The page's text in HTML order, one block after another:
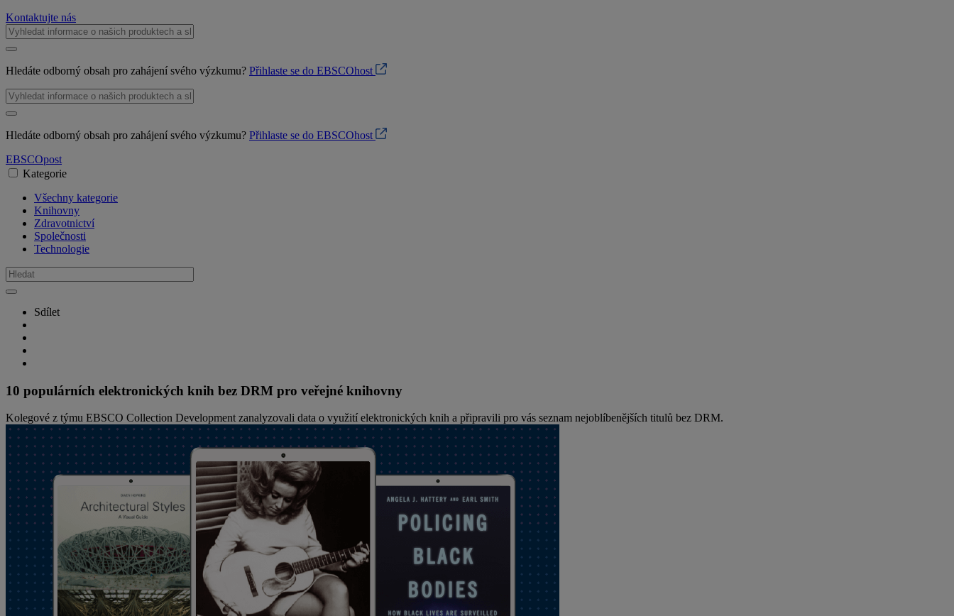
Kontaktujte nás
Hledáte odborný obsah pro zahájení svého výzkumu? Přihlaste se do EBSCOhost
Hledáte odborný obsah pro zahájení svého výzkumu? Přihlaste se do EBSCOhost
EBSCOpost
Kategorie
Všechny kategorie
Knihovny
Zdravotnictví
Společnosti
Technologie
Sdílet
10 populárních elektronických knih bez DRM pro veřejné knihovny
Kolegové z týmu EBSCO Collection Development zanalyzovali data o využití elektronických knih a připravili pro vás seznam nejoblíbenějších titulů bez DRM.